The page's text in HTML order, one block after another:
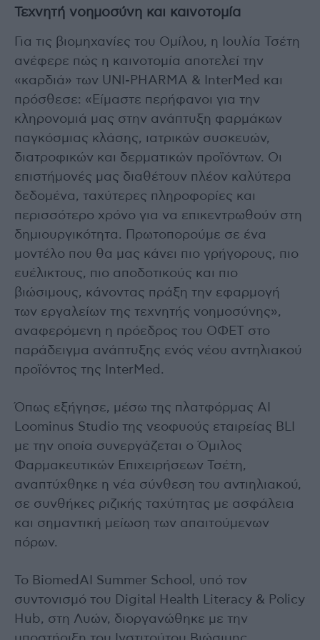
Τεχνητή νοημοσύνη και καινοτομία
Για τις βιομηχανίες του Ομίλου, η Ιουλία Τσέτη
ανέφερε πώς η καινοτομία αποτελεί την
«καρδιά» των UNI-PHARMA & InterMed και
πρόσθεσε: «Είμαστε περήφανοι για την
κληρονομιά μας στην ανάπτυξη φαρμάκων
παγκόσμιας κλάσης, ιατρικών συσκευών,
διατροφικών και δερματικών προϊόντων. Οι
επιστήμονές μας διαθέτουν πλέον καλύτερα
δεδομένα, ταχύτερες πληροφορίες και
περισσότερο χρόνο για να επικεντρωθούν στη
δημιουργικότητα. Πρωτοπορούμε σε ένα
μοντέλο που θα μας κάνει πιο γρήγορους, πιο
ευέλικτους, πιο αποδοτικούς και πιο
βιώσιμους, κάνοντας πράξη την εφαρμογή
των εργαλείων της τεχνητής νοημοσύνης»,
αναφερόμενη η πρόεδρος του ΟΦΕΤ στο
παράδειγμα ανάπτυξης ενός νέου αντηλιακού
προϊόντος της InterMed.
Όπως εξήγησε, μέσω της πλατφόρμας AI
Loominus Studio της νεοφυούς εταιρείας BLI
με την οποία συνεργάζεται ο Όμιλος
Φαρμακευτικών Επιχειρήσεων Τσέτη,
αναπτύχθηκε η νέα σύνθεση του αντιηλιακού,
σε συνθήκες ριζικής ταχύτητας με ασφάλεια
και σημαντική μείωση των απαιτούμενων
πόρων.
Το BiomedAI Summer School, υπό τον
συντονισμό του Digital Health Literacy & Policy
Hub, στη Λυών, διοργανώθηκε με την